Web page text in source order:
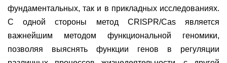
фундаментальных, так и в прикладных исследованиях.
С одной стороны метод CRISPR/Cas является
важнейшим методом функциональной геномики,
позволяя выяснять функции генов в регуляции